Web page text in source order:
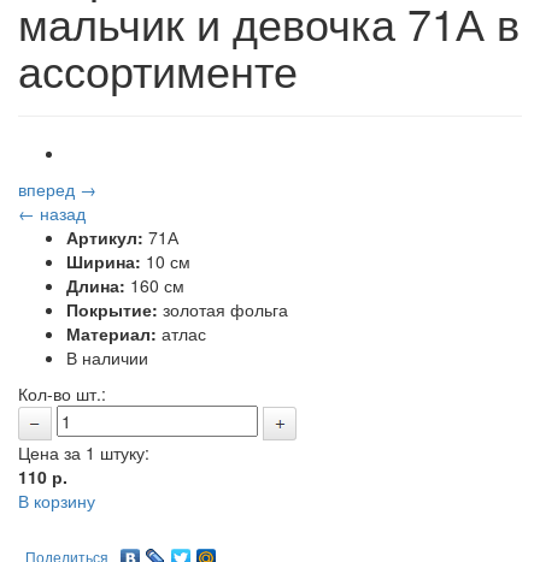
мальчик и девочка 71А в
ассортименте
вперед →
← назад
Артикул: 71А
Ширина: 10 см
Длина: 160 см
Покрытие: золотая фольга
Материал: атлас
В наличии
Кол-во шт.:
Цена за 1 штуку:
110 р.
В корзину
Поделиться